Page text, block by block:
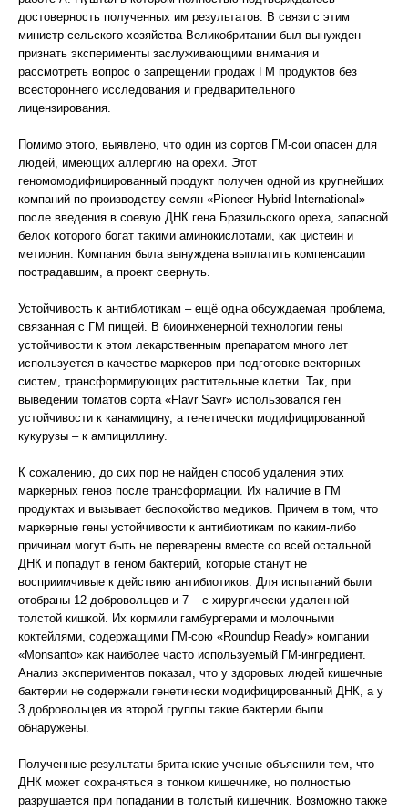
достоверность полученных им результатов. В связи с этим
министр сельского хозяйства Великобритании был вынужден
признать эксперименты заслуживающими внимания и
рассмотреть вопрос о запрещении продаж ГМ продуктов без
всестороннего исследования и предварительного
лицензирования.
Помимо этого, выявлено, что один из сортов ГМ-сои опасен для
людей, имеющих аллергию на орехи. Этот
геномомодифицированный продукт получен одной из крупнейших
компаний по производству семян «Pioneer Hybrid International»
после введения в соевую ДНК гена Бразильского ореха, запасной
белок которого богат такими аминокислотами, как цистеин и
метионин. Компания была вынуждена выплатить компенсации
пострадавшим, а проект свернуть.
Устойчивость к антибиотикам – ещё одна обсуждаемая проблема,
связанная с ГМ пищей. В биоинженерной технологии гены
устойчивости к этом лекарственным препаратом много лет
используется в качестве маркеров при подготовке векторных
систем, трансформирующих растительные клетки. Так, при
выведении томатов сорта «Flavr Savr» использовался ген
устойчивости к канамицину, а генетически модифицированной
кукурузы – к ампициллину.
К сожалению, до сих пор не найден способ удаления этих
маркерных генов после трансформации. Их наличие в ГМ
продуктах и вызывает беспокойство медиков. Причем в том, что
маркерные гены устойчивости к антибиотикам по каким-либо
причинам могут быть не переварены вместе со всей остальной
ДНК и попадут в геном бактерий, которые станут не
восприимчивые к действию антибиотиков. Для испытаний были
отобраны 12 добровольцев и 7 – с хирургически удаленной
толстой кишкой. Их кормили гамбургерами и молочными
коктейлями, содержащими ГМ-сою «Roundup Ready» компании
«Monsanto» как наиболее часто используемый ГМ-ингредиент.
Анализ экспериментов показал, что у здоровых людей кишечные
бактерии не содержали генетически модифицированный ДНК, а у
3 добровольцев из второй группы такие бактерии были
обнаружены.
Полученные результаты британские ученые объяснили тем, что
ДНК может сохраняться в тонком кишечнике, но полностью
разрушается при попадании в толстый кишечник. Возможно также